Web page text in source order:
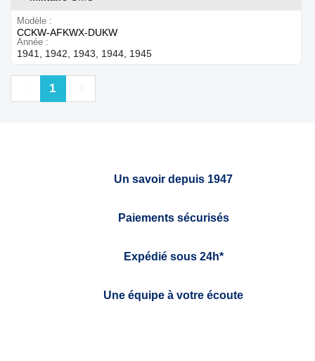
Modèle
CCKW-AFKWX-DUKW
Année
1941, 1942, 1943, 1944, 1945
Précédent
1
Un savoir depuis 1947
Paiements sécurisés
Expédié sous 24h*
Une équipe à votre écoute